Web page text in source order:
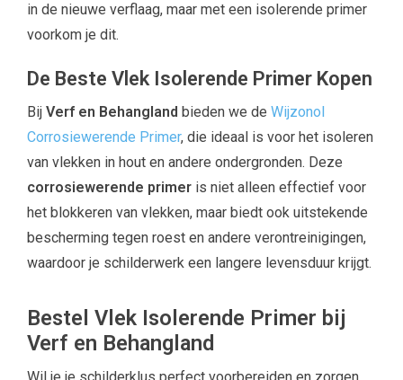
in de nieuwe verflaag, maar met een isolerende primer
voorkom je dit.
De Beste Vlek Isolerende Primer Kopen
Bij Verf en Behangland bieden we de Wijzonol
Corrosiewerende Primer, die ideaal is voor het isoleren
van vlekken in hout en andere ondergronden. Deze
corrosiewerende primer is niet alleen effectief voor
het blokkeren van vlekken, maar biedt ook uitstekende
bescherming tegen roest en andere verontreinigingen,
waardoor je schilderwerk een langere levensduur krijgt.
Bestel Vlek Isolerende Primer bij
Verf en Behangland